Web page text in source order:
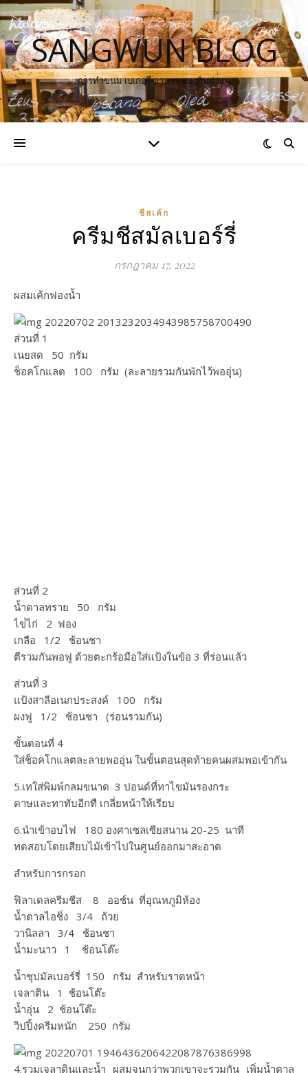
SANGWUN BLOG
การทำขนม เบเกอรี่ อาหาร ของกินต่าง ๆ
ชีสเค้ก
ครีมชีสมัลเบอร์รี่
กรกฎาคม 17, 2022
ผสมเค้กฟองน้ำ
ส่วนที่ 1
เนยสด 50 กรัม​
ช็อคโกแลต 100 กรัม​ (ละลายรวมกันพักไว้พออุุ่น)​
ส่วนที่ 2
น้ำตาลทราย 50 กรัม​
ไข่่ไก่ 2 ฟอง
เกลือ 1/2 ช้อนชา​
ตีรวมกันพอฟู ด้วยตะกร้อมือใส่แป้งในข้อ 3 ที่ร่อนแล้ว
ส่วนที่ 3
แป้งสาลี​อเนกประสงค์​ 100 กรัม​
ผงฟู 1/2 ช้อนชา​ (ร่อนรวมกัน)​
ขั้นตอนที่ 4
ใส่ช็อคโกแลตละลายพออุ่น ในขั้นตอนสุดท้ายคนผสมพอเข้ากัน
5.เทใส่พิมพ์กลมขนาด 3 ปอนด์ที่ทาไขมันรองกระ
ดาษและทาทับอีกทื เกลี่ยหน้าให้เรียบ
6.นำเข้าอบไฟ 180 องศาเซลเซียส​นาน 20-25 นาที
ทดสอบโดยเสียบไม้เข้าไปใน​ศูนย์​ออกมา​สะอาด
สำหรับการกรอก
ฟิลาเดลครีมชีส 8 ออช์น ที่อุณหภูมิห้อง
น้ำตาลไอชิ่ง 3/4​​ ถ้วย
วานิลลา 3/4 ช้อนชา​
น้ำมะนาว 1 ช้อนโต๊ะ​
น้ำชุปมัลเบอร์รี่ 150 กรัม​ สำหรับราดหน้า
เจลาติน 1 ช้อนโต๊ะ
น้ำอุ่น 2 ช้อนโต๊ะ
วิปปิ้งครีมหนัก 250​ กรัม​
4.รวมเจลาตินและน้ำ ผสมจนกว่าพวกเขาจะรวมกัน เพิ่มน้ำตาล